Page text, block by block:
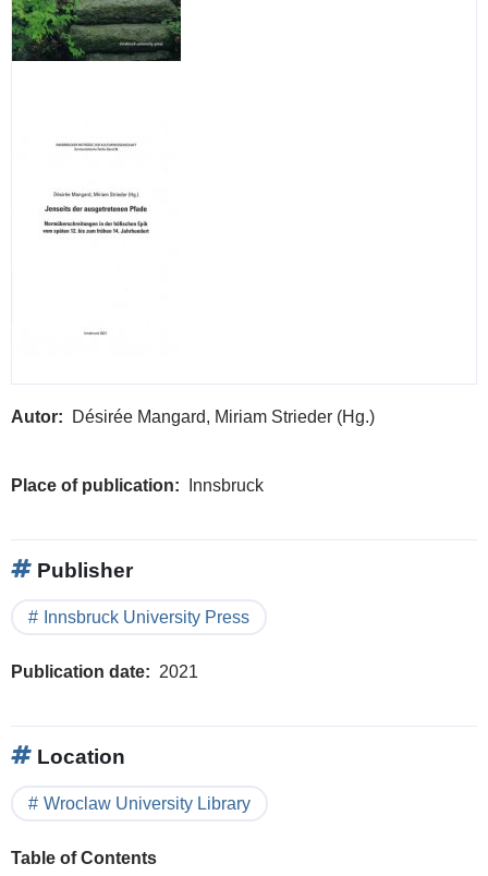
Autor Désirée Mangard, Miriam Strieder (Hg.)
Place of publication Innsbruck
Publisher
Innsbruck University Press
Publication date 2021
Location
Wroclaw University Library
Table of Contents